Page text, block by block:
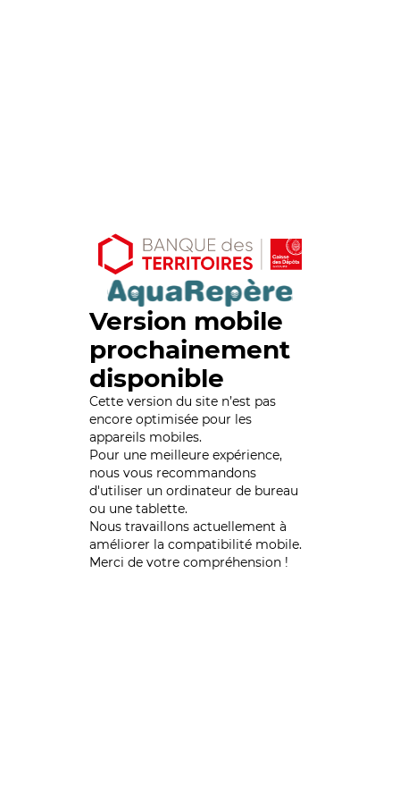
Version mobile
prochainement
disponible
Cette version du site n’est pas
encore optimisée pour les
appareils mobiles.
Pour une meilleure expérience,
nous vous recommandons
d'utiliser un ordinateur de bureau
ou une tablette.
Nous travaillons actuellement à
améliorer la compatibilité mobile.
Merci de votre compréhension !